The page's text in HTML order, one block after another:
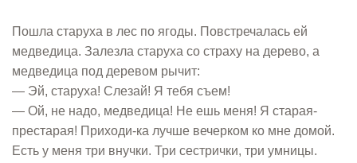
Пошла старуха в лес по ягоды. Повстречалась ей
медведица. Залезла старуха со страху на дерево, а
медведица под деревом рычит:
— Эй, старуха! Слезай! Я тебя съем!
— Ой, не надо, медведица! Не ешь меня! Я старая-
престарая! Приходи-ка лучше вечерком ко мне домой.
Есть у меня три внучки. Три сестрички, три умницы.